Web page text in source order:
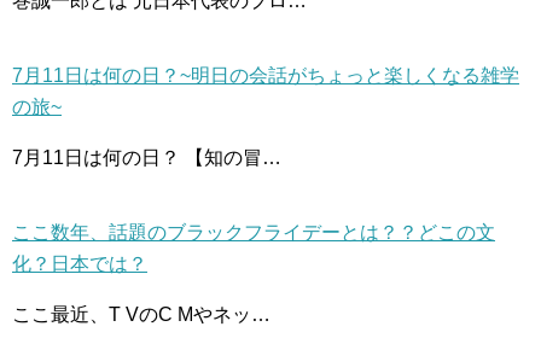
7月11日は何の日？~明日の会話がちょっと楽しくなる雑学
の旅~
7月11日は何の日？ 【知の冒…
ここ数年、話題のブラックフライデーとは？？どこの文
化？日本では？
ここ最近、T VのC Mやネッ…